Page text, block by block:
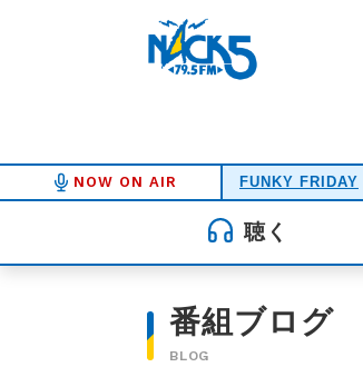
NOW ON AIR FUNKY FRIDAY
聴く
番組ブログ
BLOG